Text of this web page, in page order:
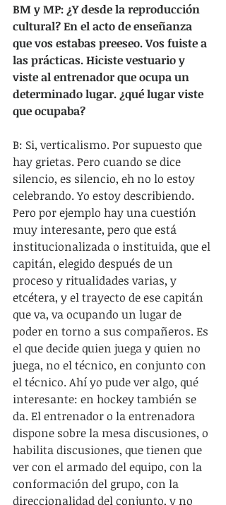
BM y MP: ¿Y desde la reproducción
cultural? En el acto de enseñanza
que vos estabas preeseo. Vos fuiste a
las prácticas. Hiciste vestuario y
viste al entrenador que ocupa un
determinado lugar. ¿qué lugar viste
que ocupaba?
B: Si, verticalismo. Por supuesto que
hay grietas. Pero cuando se dice
silencio, es silencio, eh no lo estoy
celebrando. Yo estoy describiendo.
Pero por ejemplo hay una cuestión
muy interesante, pero que está
institucionalizada o instituida, que el
capitán, elegido después de un
proceso y ritualidades varias, y
etcétera, y el trayecto de ese capitán
que va, va ocupando un lugar de
poder en torno a sus compañeros. Es
el que decide quien juega y quien no
juega, no el técnico, en conjunto con
el técnico. Ahí yo pude ver algo, qué
interesante: en hockey también se
da. El entrenador o la entrenadora
dispone sobre la mesa discusiones, o
habilita discusiones, que tienen que
ver con el armado del equipo, con la
conformación del grupo, con la
direccionalidad del conjunto, y no